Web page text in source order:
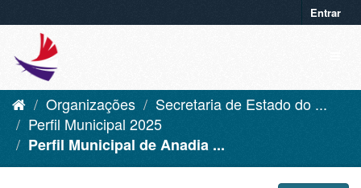
Entrar
Organizações
Secretaria de Estado do ...
Perfil Municipal 2025
Perfil Municipal de Anadia ...